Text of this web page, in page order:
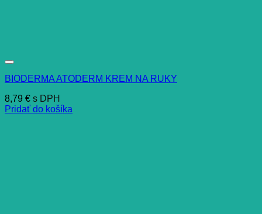
BIODERMA ATODERM KREM NA RUKY
8,79 € s DPH
Pridať do košíka